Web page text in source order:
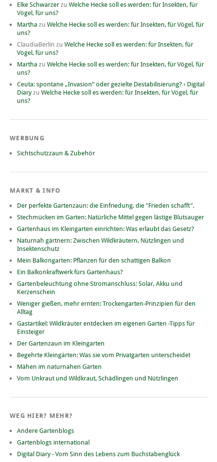
Elke Schwarzer zu Welche Hecke soll es werden: für Insekten, für
Vögel, für uns?
Martha zu Welche Hecke soll es werden: für Insekten, für Vögel, für
uns?
ClaudiaBerlin zu Welche Hecke soll es werden: für Insekten, für
Vögel, für uns?
Martha zu Welche Hecke soll es werden: für Insekten, für Vögel, für
uns?
Ceuta: spontane „Invasion“ oder gezielte Destabilisierung? › Digital
Diaryzu Welche Hecke soll es werden: für Insekten, für Vögel, für
uns?
WERBUNG
Sichtschutzzaun & Zubehör
MARKT & INFO
Der perfekte Gartenzaun: die Einfriedung, die "Frieden schafft".
Stechmücken im Garten: Natürliche Mittel gegen lästige Blutsauger
Gartenhaus im Kleingarten einrichten: Was erlaubt das Gesetz?
Naturnah gärtnern: Zwischen Wildkräutern, Nützlingen und
Insektenschutz
Mein Balkongarten: Pflanzen für den schattigen Balkon
Ein Balkonkraftwerk fürs Gartenhaus?
Gartenbeleuchtung ohne Stromanschluss: Solar, Akku und
Kerzenschein
Weniger gießen, mehr ernten: Trockengarten-Prinzipien für den
Alltag
Gastartikel: Wildkräuter entdecken im eigenen Garten -Tipps für
Einsteiger
Der Gartenzaun im Kleingarten
Begehrte Kleingärten: Was sie vom Privatgarten unterscheidet
Mähen im naturnahen Garten
Vom Unkraut und Wildkraut, Schädlingen und Nützlingen
WEG HIER? MEHR?
Andere Gartenblogs
Gartenblogs international
Digital Diary - Vom Sinn des Lebens zum Buchstabenglück